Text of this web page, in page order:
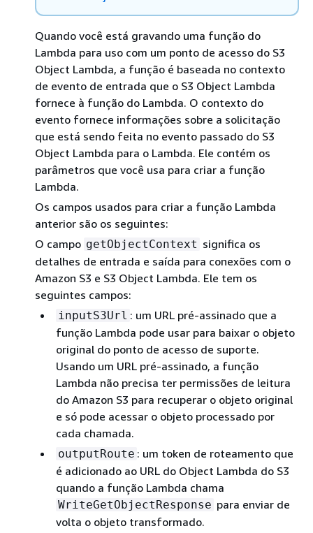
Quando você está gravando uma função do
Lambda para uso com um ponto de acesso do S3
Object Lambda, a função é baseada no contexto
de evento de entrada que o S3 Object Lambda
fornece à função do Lambda. O contexto do
evento fornece informações sobre a solicitação
que está sendo feita no evento passado do S3
Object Lambda para o Lambda. Ele contém os
parâmetros que você usa para criar a função
Lambda.
Os campos usados para criar a função Lambda
anterior são os seguintes:
O campo getObjectContext significa os
detalhes de entrada e saída para conexões com o
Amazon S3 e S3 Object Lambda. Ele tem os
seguintes campos:
inputS3Url : um URL pré-assinado que a
função Lambda pode usar para baixar o objeto
original do ponto de acesso de suporte.
Usando um URL pré-assinado, a função
Lambda não precisa ter permissões de leitura
do Amazon S3 para recuperar o objeto original
e só pode acessar o objeto processado por
cada chamada.
outputRoute : um token de roteamento que
é adicionado ao URL do Object Lambda do S3
quando a função Lambda chama
WriteGetObjectResponse para enviar de
volta o objeto transformado.